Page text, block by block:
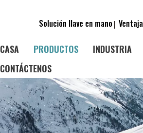
Solución llave en mano|Ventaja
CASA PRODUCTOS INDUSTRIA
CONTÁCTENOS